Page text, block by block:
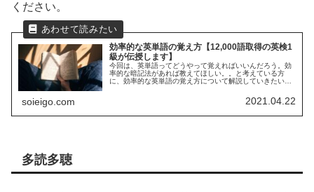
ください。
効率的な英単語の覚え方【12,000語取得の英検1
級が伝授します】
今回は、英単語ってどうやって覚えればいいんだろう。効
率的な暗記法があれば教えてほしい。。と考えている方
に、効率的な英単語の覚え方について解説していきたいと
soieigo.com 2021.04.22
多読多聴